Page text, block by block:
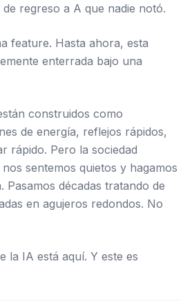
regreso a A que nadie notó.
feature. Hasta ahora, esta
enterrada bajo una
construidos como
de energía, reflejos rápidos,
rápido. Pero la sociedad
sentemos quietos y hagamos
Pasamos décadas tratando de
en agujeros redondos. No
la IA está aquí. Y este es